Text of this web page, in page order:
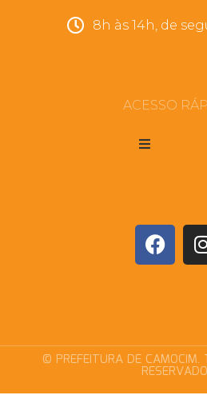
8h às 14h, de
ACESSO
© PREFEITURA DE CAMOCIM.